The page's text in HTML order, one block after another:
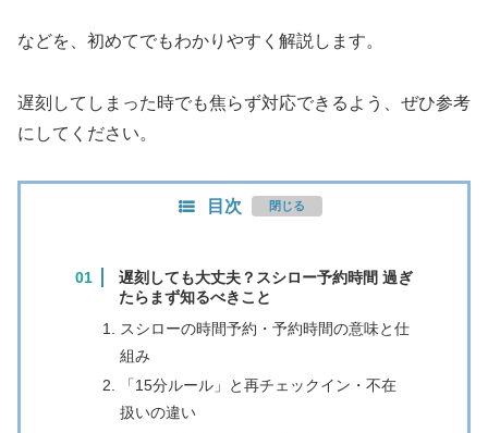
などを、初めてでもわかりやすく解説します。
遅刻してしまった時でも焦らず対応できるよう、ぜひ参考
にしてください。
目次
遅刻しても大丈夫？スシロー予約時間 過ぎ
たらまず知るべきこと
スシローの時間予約・予約時間の意味と仕
組み
「15分ルール」と再チェックイン・不在
扱いの違い